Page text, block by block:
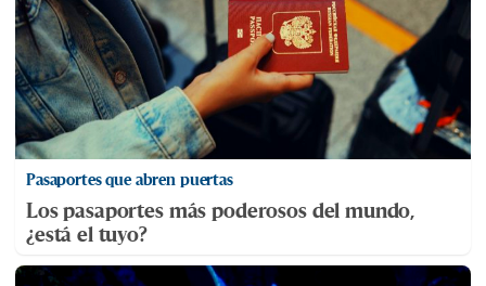
Pasaportes que abren puertas
Los pasaportes más poderosos del mundo,
¿está el tuyo?